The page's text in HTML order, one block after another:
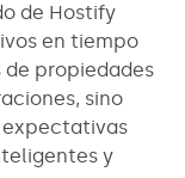
de Hostify
en tiempo
de propiedades
sino
y